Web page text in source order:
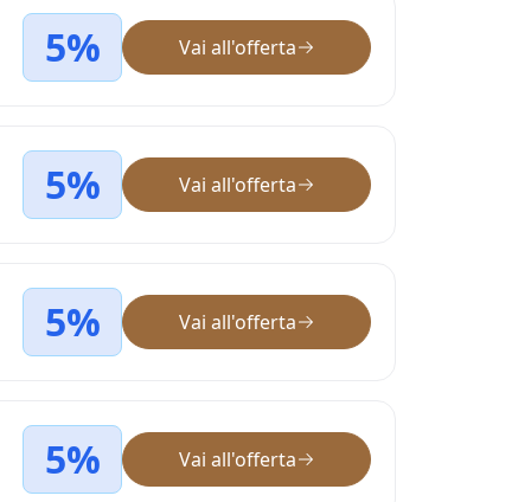
5% Vai all'offerta
5% Vai all'offerta
5% Vai all'offerta
5% Vai all'offerta